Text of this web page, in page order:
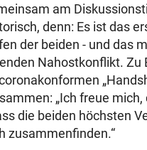
am
denn: Es ist das
der beiden - und das
Nahostkonflikt. Zu
„Ich freue mich,
die beiden höchsten
zusammenfinden.“